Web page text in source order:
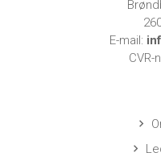
E-mail:
CVR-
keyboard_arrow_right
keyboard_arrow_right